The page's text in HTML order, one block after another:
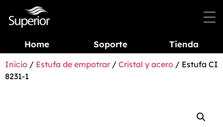
Home Soporte Tienda
Inicio / Estufa de empotrar / Cristal y acero / Estufa CI
8231-1